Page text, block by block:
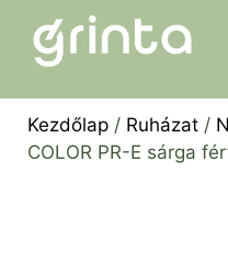
Kezdőlap / Ruházat /
COLOR PR-E sárga